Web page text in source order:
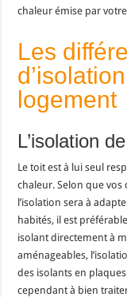
chaleur émise par
Les
logement
L’isolation
Le toit est à lui seul
chaleur. Selon que
l’isolation sera à
habités, il est
isolant directement à
aménageables,
des isolants en
cependant à bien